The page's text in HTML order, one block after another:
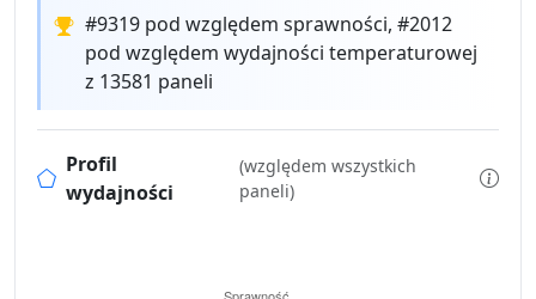
#9319 pod względem sprawności, #2012
pod względem wydajności temperaturowej
z 13581 paneli
Profil
wydajności
(względem wszystkich
paneli)